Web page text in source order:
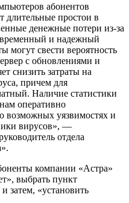
абонентов
длительные простои в
денежные потери из-за
и надежный
могут свести вероятность
с обновлениями и
снизить затраты на
причем для
Наличие статистики
оперативно
возможных уязвимостях и
вирусов», —
отдела
компании «Астра»
выбрать пункт
затем, «установить